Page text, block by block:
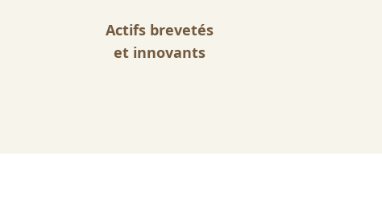
Actifs brevetés
et innovants